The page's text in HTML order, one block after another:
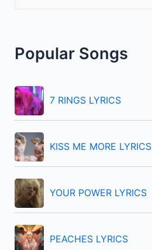
c
f
o
r
:
Popular Songs
7 RINGS LYRICS
KISS ME MORE LYRICS
YOUR POWER LYRICS
PEACHES LYRICS